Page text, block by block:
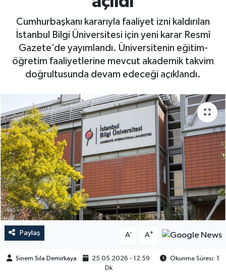
Cumhurbaşkanı kararıyla faaliyet izni kaldırılan
İstanbul Bilgi Üniversitesi için yeni karar Resmî
Gazete’de yayımlandı. Üniversitenin eğitim-
öğretim faaliyetlerine mevcut akademik takvim
doğrultusunda devam edeceği açıklandı.
Paylaş A- A+
Sinem Sıla Demirkaya 25.05.2026 - 12:59
Okunma Süresi: 1
Dk